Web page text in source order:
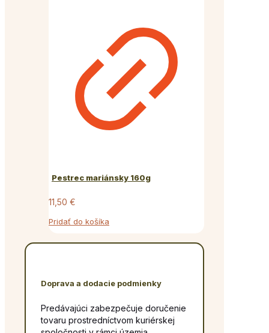
Pestrec mariánsky 160g
11,50 €
Pridať do košíka
Doprava a dodacie podmienky
Predávajúci zabezpečuje doručenie
tovaru prostredníctvom kuriérskej